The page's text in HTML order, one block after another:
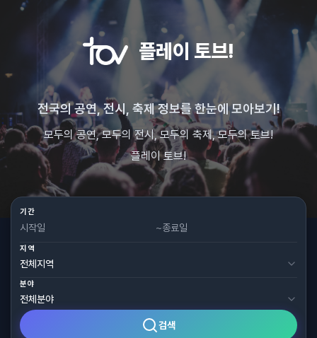
플레이 토브!
전국의 공연, 전시, 축제 정보를 한눈에 모아보기!
모두의 공연, 모두의 전시, 모두의 축제, 모두의 토브!
플레이 토브!
기간
~
지역
분야
검색